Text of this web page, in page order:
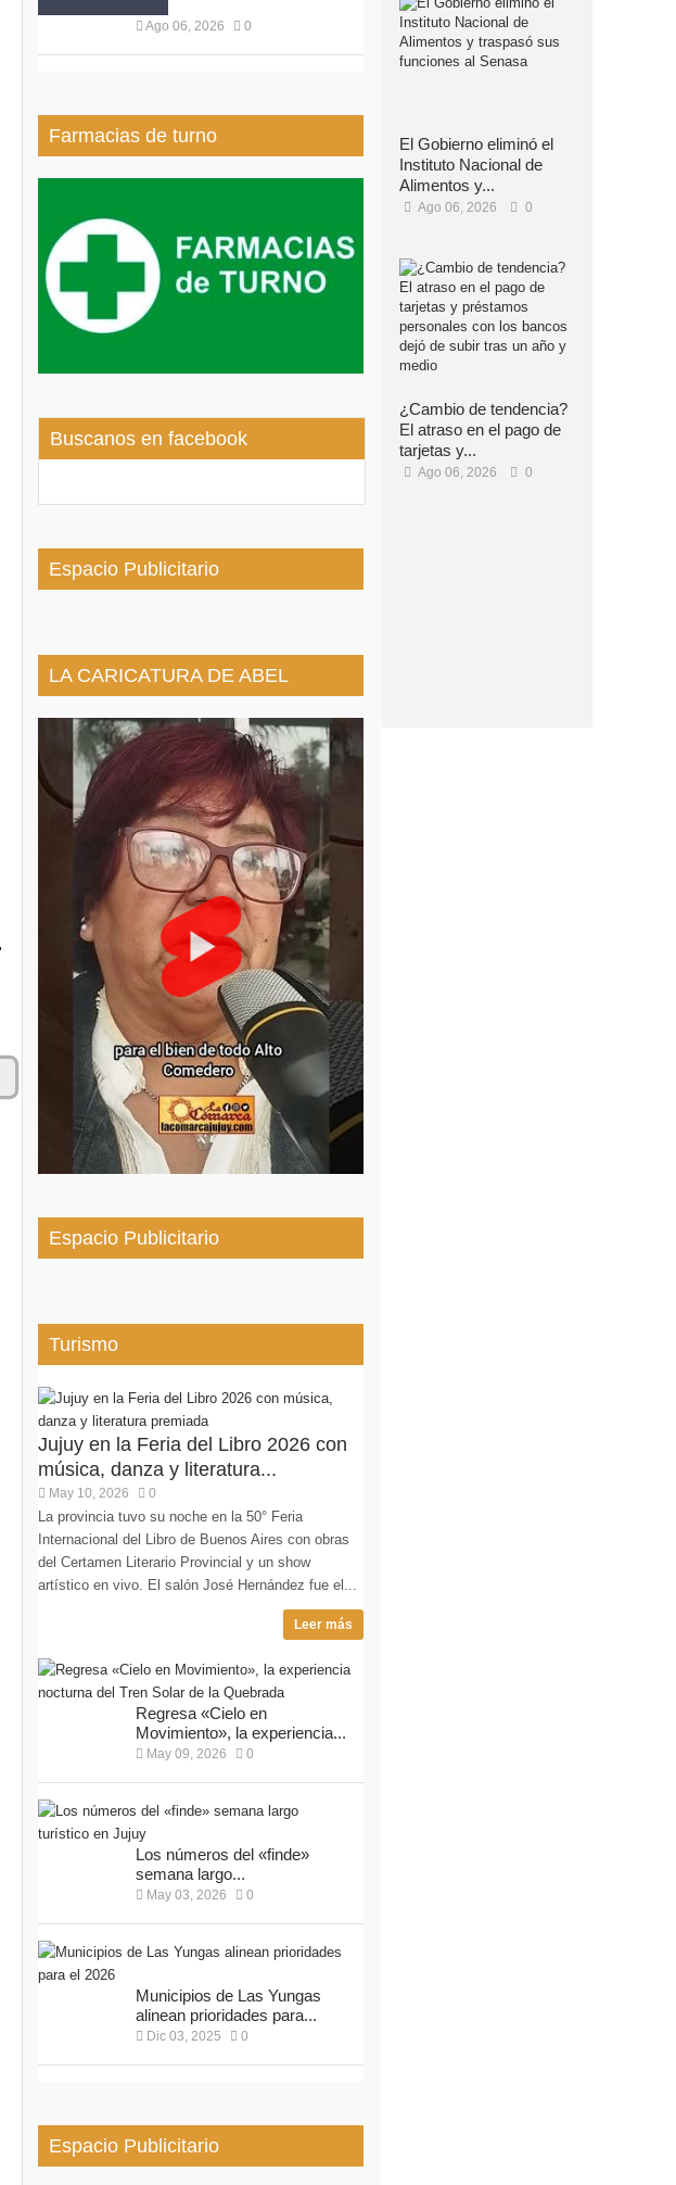
Ago 06, 2026 0
Farmacias de turno
Buscanos en facebook
Espacio Publicitario
LA CARICATURA DE ABEL
Espacio Publicitario
Turismo
Jujuy en la Feria del Libro 2026 con
música, danza y literatura...
May 10, 2026 0
La provincia tuvo su noche en la 50° Feria
Internacional del Libro de Buenos Aires con obras
del Certamen Literario Provincial y un show
artístico en vivo. El salón José Hernández fue el...
Leer más
Regresa «Cielo en
Movimiento», la experiencia...
May 09, 2026 0
Los números del «finde»
semana largo...
May 03, 2026 0
Municipios de Las Yungas
alinean prioridades para...
Dic 03, 2025 0
Espacio Publicitario
El Gobierno eliminó el
Instituto Nacional de
Alimentos y...
Ago 06, 2026 0
¿Cambio de tendencia?
El atraso en el pago de
tarjetas y...
Ago 06, 2026 0